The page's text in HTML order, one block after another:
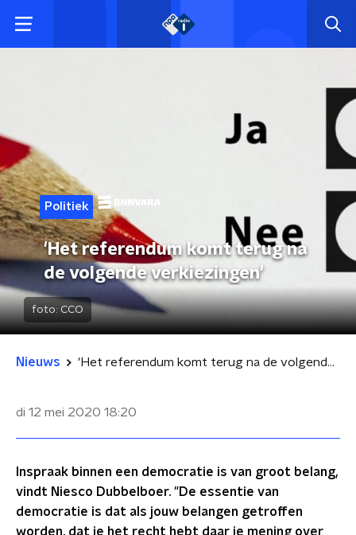
Politiek
'Het referendum komt terug na
de volgende verkiezingen'
foto: CCO
Nieuws 'Het referendum komt terug na de volgende verkiezingen'
di 12 mei 2020 18:20
Inspraak binnen een democratie is van groot belang,
vindt Niesco Dubbelboer. "De essentie van
democratie is dat als jouw belangen getroffen
worden, dat je het recht hebt daar je mening over